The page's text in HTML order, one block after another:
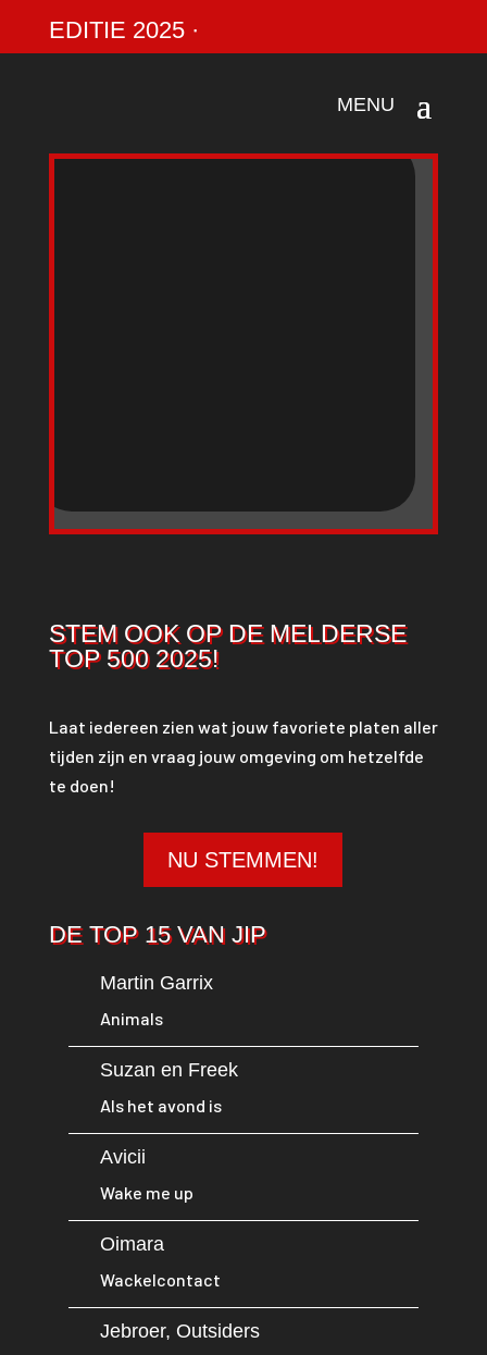
EDITIE 2025 ·
STEM OOK OP DE MELDERSE
TOP 500 2025!
Laat iedereen zien wat jouw favoriete platen aller
tijden zijn en vraag jouw omgeving om hetzelfde
te doen!
NU STEMMEN!
DE TOP 15 VAN JIP
Martin Garrix
Animals
Suzan en Freek
Als het avond is
Avicii
Wake me up
Oimara
Wackelcontact
Jebroer, Outsiders